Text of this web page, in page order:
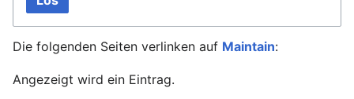
Die folgenden Seiten verlinken auf Maintain:
Angezeigt wird ein Eintrag.